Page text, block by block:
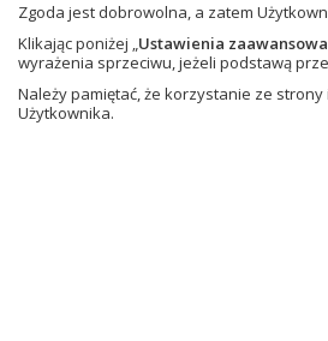
Zgoda jest dobrowolna, a zatem
Klikając poniżej „Ustawienia
wyrażenia sprzeciwu, jeżeli podstawą
Należy pamiętać, że korzystanie ze
Użytkownika.